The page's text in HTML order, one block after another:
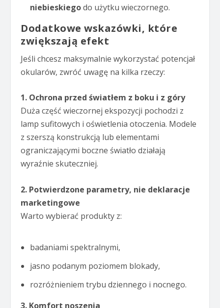
niebieskiegodo użytku wieczornego.
Dodatkowe wskazówki, które
zwiększają efekt
Jeśli chcesz maksymalnie wykorzystać potencjał
okularów, zwróć uwagę na kilka rzeczy:
1. Ochrona przed światłem z boku i z góry
Duża część wieczornej ekspozycji pochodzi z
lamp sufitowych i oświetlenia otoczenia. Modele
z szerszą konstrukcją lub elementami
ograniczającymi boczne światło działają
wyraźnie skuteczniej.
2. Potwierdzone parametry, nie deklaracje
marketingowe
Warto wybierać produkty z:
badaniami spektralnymi,
jasno podanym poziomem blokady,
rozróżnieniem trybu dziennego i nocnego.
3. Komfort noszenia